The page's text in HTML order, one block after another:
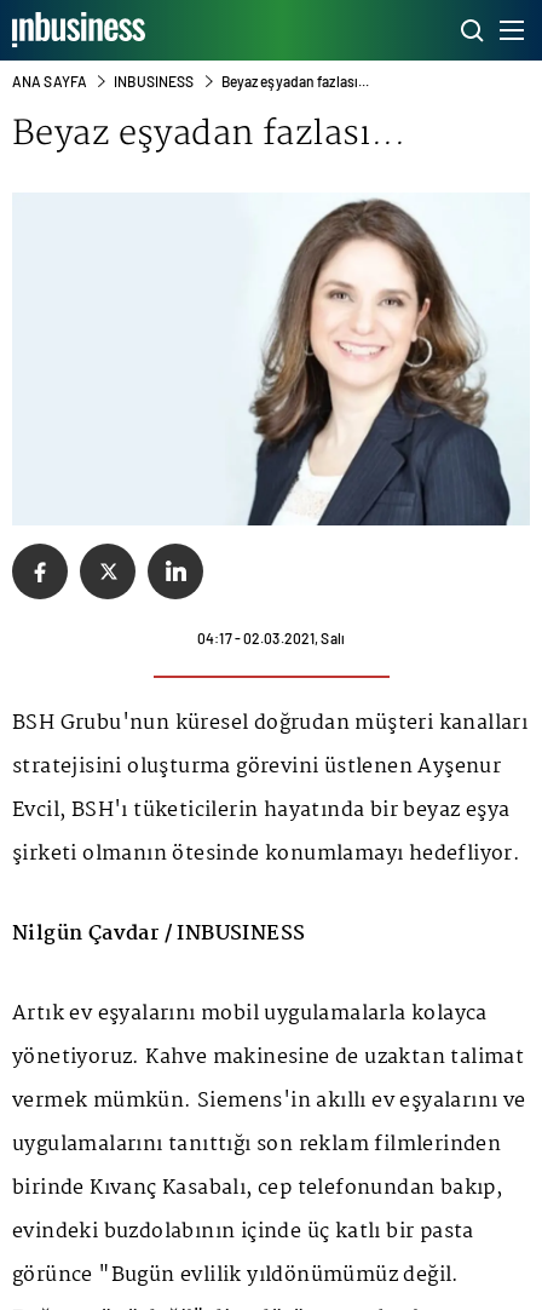
ANA SAYFA INBUSINESS Beyaz eşyadan fazlası...
Beyaz eşyadan fazlası...
04:17 - 02.03.2021, Salı
BSH Grubu'nun küresel doğrudan müşteri kanalları
stratejisini oluşturma görevini üstlenen Ayşenur
Evcil, BSH'ı tüketicilerin hayatında bir beyaz eşya
şirketi olmanın ötesinde konumlamayı hedefliyor.
Nilgün Çavdar / INBUSINESS
Artık ev eşyalarını mobil uygulamalarla kolayca
yönetiyoruz. Kahve makinesine de uzaktan talimat
vermek mümkün. Siemens'in akıllı ev eşyalarını ve
uygulamalarını tanıttığı son reklam filmlerinden
birinde Kıvanç Kasabalı, cep telefonundan bakıp,
evindeki buzdolabının içinde üç katlı bir pasta
görünce "Bugün evlilik yıldönümümüz değil.